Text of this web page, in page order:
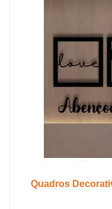
Quadros